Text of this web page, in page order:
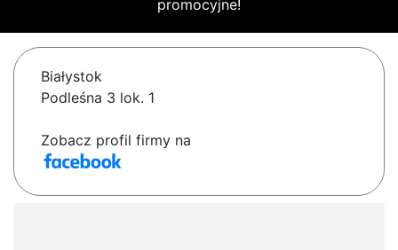
promocyjne!
Białystok
Podleśna 3 lok. 1
Zobacz profil firmy na